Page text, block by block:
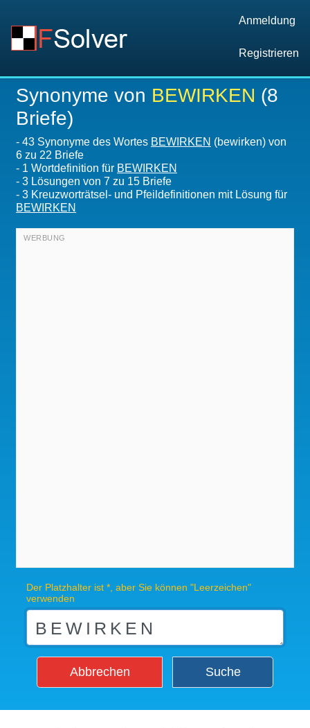
Anmeldung
Registrieren
Synonyme von BEWIRKEN (8
Briefe)
- 43 Synonyme des Wortes BEWIRKEN (bewirken) von
6 zu 22 Briefe
- 1 Wortdefinition für BEWIRKEN
- 3 Lösungen von 7 zu 15 Briefe
- 3 Kreuzworträtsel- und Pfeildefinitionen mit Lösung für
BEWIRKEN
Der Platzhalter ist *, aber Sie können "Leerzeichen"
verwenden
Abbrechen Suche